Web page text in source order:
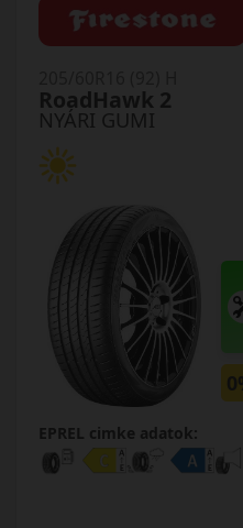
NYÁRI GUMI
RoadHawk 2
EPREL cimke adatok: